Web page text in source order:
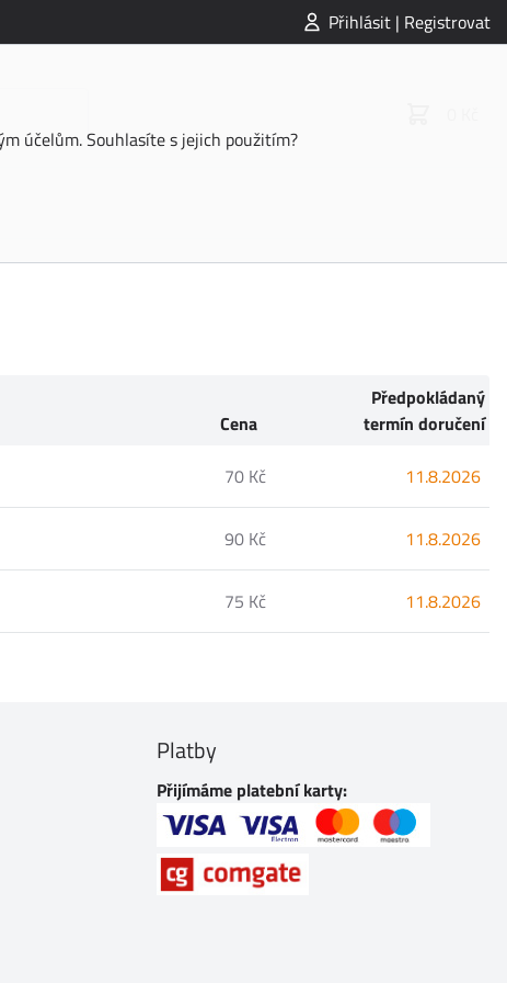
Přihlásit | Registrovat
účelům. Souhlasíte s jejich použitím?
Cena
Předpokládaný
termín doručení
70 Kč 11.8.2026
90 Kč 11.8.2026
75 Kč 11.8.2026
Platby
Přijímáme platební karty: